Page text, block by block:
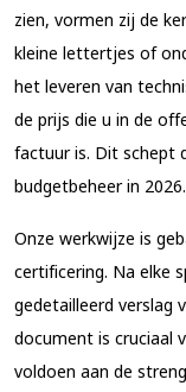
zien, vormen zij de
kleine lettertjes of
het leveren van
de prijs die u in de
factuur is. Dit schept
budgetbeheer in 2026.
Onze werkwijze is
certificering. Na elke
gedetailleerd verslag
document is cruciaal
voldoen aan de